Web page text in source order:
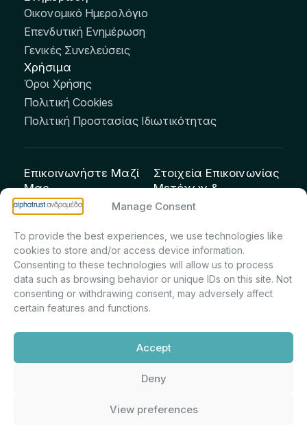
Manage Consent
To provide the best experiences, we use technologies like
cookies to store and/or access device information.
Consenting to these technologies will allow us to process
data such as browsing behavior or unique IDs on this site. Not
consenting or withdrawing consent, may adversely affect
certain features and functions.
Accept
Deny
View preferences
Οικονομικό Ημερολόγιο
Επενδυτική Ενημέρωση
Γενικές Συνελεύσεις
Χρήσιμα
Όροι Χρήσης
Πολιτική Cookies
Πολιτική Προστασίας Ιδιωτικότητας
Επικοινωνήστε Μαζί
Μας
info@andromeda.eu
Οδός Αριστείδου 1,
Κηφισιά Τ.Κ. 14561
Στοιχεία Επικοινωνίας
Μετόχων &
Επενδυτών:
Πρίντσιου – Corporate
Secretary & Investor
Relations – Τμήμα
Μετοχολογίου –
Ανακοινώσεων
m.printsiou@andromeda.eu